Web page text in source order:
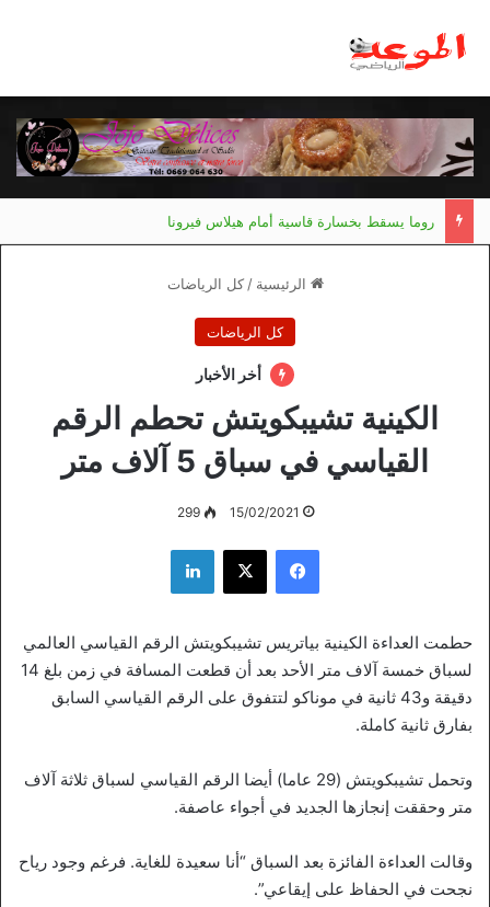
روما يسقط بخسارة قاسية أمام هيلاس فيرونا
الرئيسية / كل الرياضات
كل الرياضات
أخر الأخبار
الكينية تشيبكويتش تحطم الرقم
القياسي في سباق 5 آلاف متر
15/02/2021
299
فيسبوك ‫X لينكدإن
حطمت العداءة الكينية بياتريس تشيبكويتش الرقم القياسي العالمي
لسباق خمسة آلاف متر الأحد بعد أن قطعت المسافة في زمن بلغ 14
دقيقة و43 ثانية في موناكو لتتفوق على الرقم القياسي السابق
بفارق ثانية كاملة.
وتحمل تشيبكويتش (29 عاما) أيضا الرقم القياسي لسباق ثلاثة آلاف
متر وحققت إنجازها الجديد في أجواء عاصفة.
وقالت العداءة الفائزة بعد السباق “أنا سعيدة للغاية. فرغم وجود رياح
نجحت في الحفاظ على إيقاعي”.